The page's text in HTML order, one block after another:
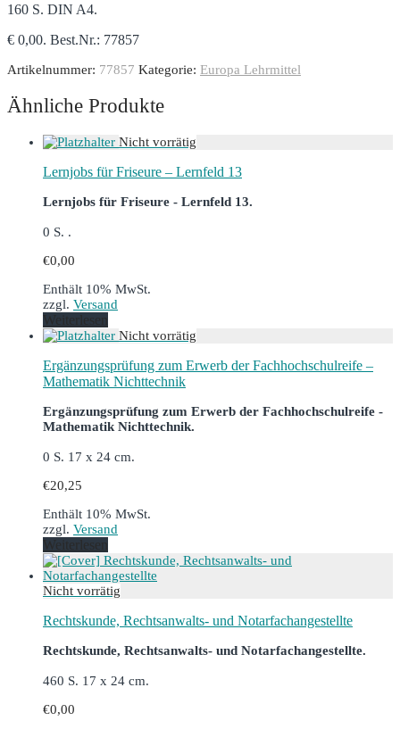
160 S. DIN A4.
€ 0,00. Best.Nr.: 77857
Artikelnummer: 77857 Kategorie: Europa Lehrmittel
Ähnliche Produkte
Lernjobs für Friseure – Lernfeld 13
Lernjobs für Friseure - Lernfeld 13.
0 S. .
€0,00
Enthält 10% MwSt.
zzgl. Versand
Weiterlesen
Ergänzungsprüfung zum Erwerb der Fachhochschulreife –
Mathematik Nichttechnik
Ergänzungsprüfung zum Erwerb der Fachhochschulreife -
Mathematik Nichttechnik.
0 S. 17 x 24 cm.
€20,25
Enthält 10% MwSt.
zzgl. Versand
Weiterlesen
Rechtskunde, Rechtsanwalts- und Notarfachangestellte
Rechtskunde, Rechtsanwalts- und Notarfachangestellte.
460 S. 17 x 24 cm.
€0,00